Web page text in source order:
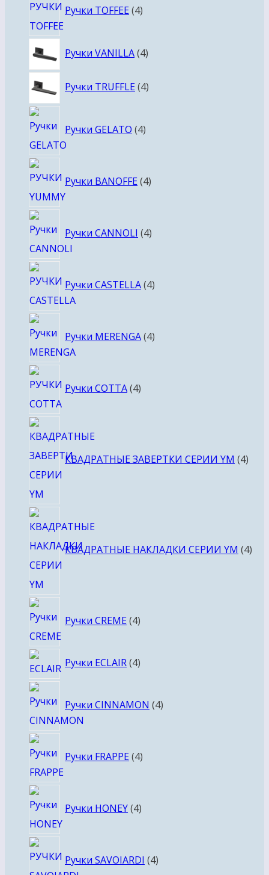
Ручки TOFFEE 4товара
Ручки VANILLA 44
Ручки TRUFFLE 44
Ручки GELATO 4товара
Ручки BANOFFE 4товара
Ручки CANNOLI 4товара
Ручки CASTELLA 4товара
Ручки MERENGA 4товара
Ручки COTTA 4товара
КВАДРАТНЫЕ ЗАВЕРТКИ СЕРИИ YM 4
КВАДРАТНЫЕ НАКЛАДКИ СЕРИИ YM 4
Ручки CREME 4товара
Ручки ECLAIR 44
Ручки CINNAMON 4товара
Ручки FRAPPE 4товара
Ручки HONEY 4товара
Ручки SAVOIARDI 4товара